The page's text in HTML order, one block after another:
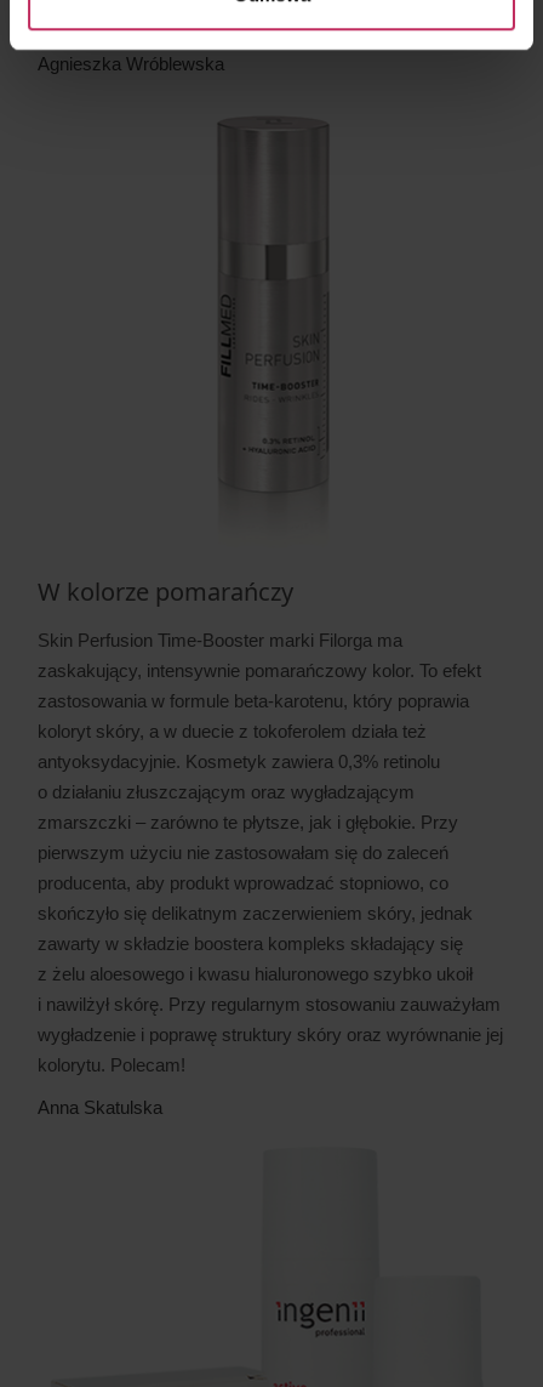
Agnieszka Wróblewska
W kolorze pomarańczy
Skin Perfusion Time-Booster marki Filorga ma
zaskakujący, intensywnie pomarańczowy kolor. To efekt
zastosowania w formule beta-karotenu, który poprawia
koloryt skóry, a w duecie z tokoferolem działa też
antyoksydacyjnie. Kosmetyk zawiera 0,3% retinolu
o działaniu złuszczającym oraz wygładzającym
zmarszczki – zarówno te płytsze, jak i głębokie. Przy
pierwszym użyciu nie zastosowałam się do zaleceń
producenta, aby produkt wprowadzać stopniowo, co
skończyło się delikatnym zaczerwieniem skóry, jednak
zawarty w składzie boostera kompleks składający się
z żelu aloesowego i kwasu hialuronowego szybko ukoił
i nawilżył skórę. Przy regularnym stosowaniu zauważyłam
wygładzenie i poprawę struktury skóry oraz wyrównanie jej
kolorytu. Polecam!
Anna Skatulska